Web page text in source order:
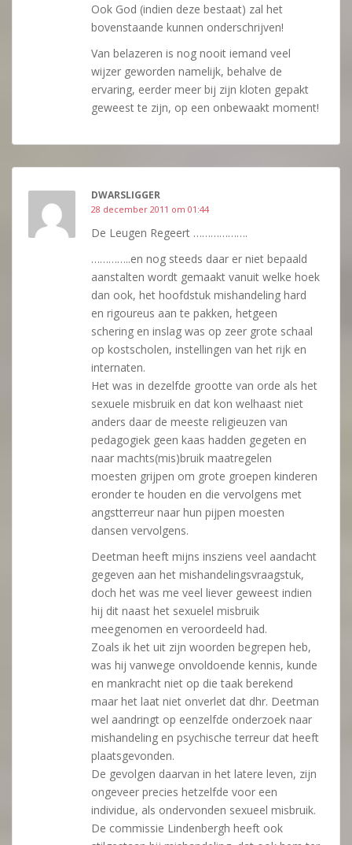
Ook God (indien deze bestaat) zal het
bovenstaande kunnen onderschrijven!
Van belazeren is nog nooit iemand veel
wijzer geworden namelijk, behalve de
ervaring, eerder meer bij zijn kloten gepakt
geweest te zijn, op een onbewaakt moment!
DWARSLIGGER
28 december 2011 om 01:44
De Leugen Regeert ……………….
…………..en nog steeds daar er niet bepaald
aanstalten wordt gemaakt vanuit welke hoek
dan ook, het hoofdstuk mishandeling hard
en rigoureus aan te pakken, hetgeen
schering en inslag was op zeer grote schaal
op kostscholen, instellingen van het rijk en
internaten.
Het was in dezelfde grootte van orde als het
sexuele misbruik en dat kon welhaast niet
anders daar de meeste religieuzen van
pedagogiek geen kaas hadden gegeten en
naar machts(mis)bruik maatregelen
moesten grijpen om grote groepen kinderen
eronder te houden en die vervolgens met
angstterreur naar hun pijpen moesten
dansen vervolgens.
Deetman heeft mijns insziens veel aandacht
gegeven aan het mishandelingsvraagstuk,
doch het was me veel liever geweest indien
hij dit naast het sexuelel misbruik
meegenomen en veroordeeld had.
Zoals ik het uit zijn woorden begrepen heb,
was hij vanwege onvoldoende kennis, kunde
en mankracht niet op die taak berekend
maar het laat niet onverlet dat dhr. Deetman
wel aandringt op eenzelfde onderzoek naar
mishandeling en psychische terreur dat heeft
plaatsgevonden.
De gevolgen daarvan in het latere leven, zijn
ongeveer precies hetzelfde voor een
individue, als ondervonden sexueel misbruik.
De commissie Lindenbergh heeft ook